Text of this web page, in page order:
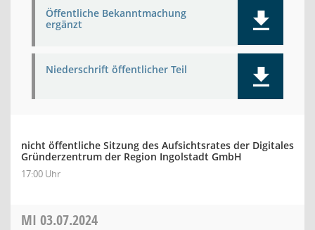
Öffentliche Bekanntmachung
ergänzt
Niederschrift öffentlicher Teil
nicht öffentliche Sitzung des Aufsichtsrates der Digitales
Gründerzentrum der Region Ingolstadt GmbH
17:00 Uhr
MI 03.07.2024